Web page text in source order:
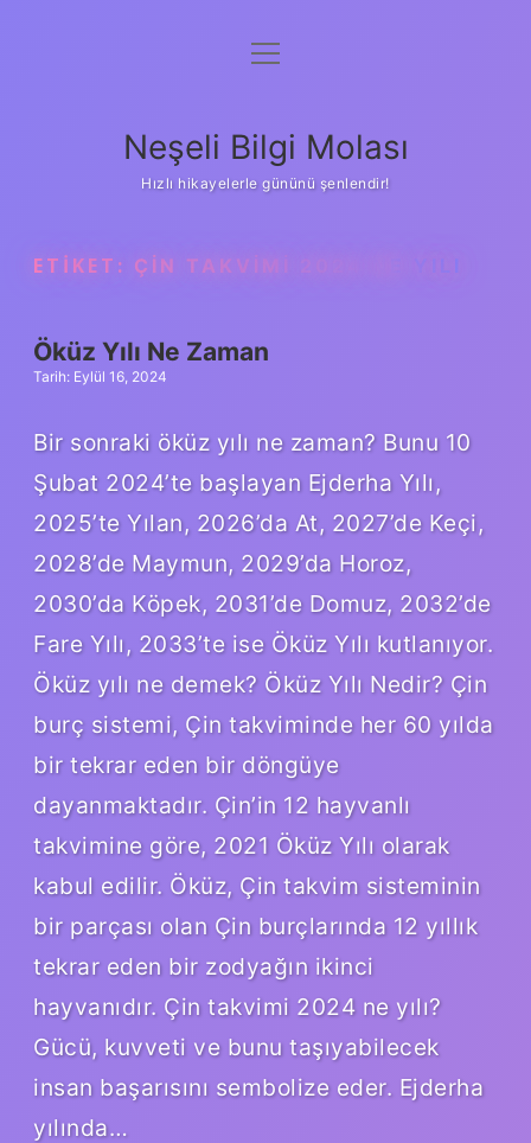
Anasayfa
Yasal Uyarı
menüyü
Neşeli Bilgi Molası
Hızlı hikayelerle gününü şenlendir!
ETIKET: ÇIN TAKVIMI 2024 NE YILI
Öküz Yılı Ne Zaman
Tarih: Eylül 16, 2024
Bir sonraki öküz yılı ne zaman? Bunu 10
Şubat 2024’te başlayan Ejderha Yılı,
2025’te Yılan, 2026’da At, 2027’de Keçi,
2028’de Maymun, 2029’da Horoz,
2030’da Köpek, 2031’de Domuz, 2032’de
Fare Yılı, 2033’te ise Öküz Yılı kutlanıyor.
Öküz yılı ne demek? Öküz Yılı Nedir? Çin
burç sistemi, Çin takviminde her 60 yılda
bir tekrar eden bir döngüye
dayanmaktadır. Çin’in 12 hayvanlı
takvimine göre, 2021 Öküz Yılı olarak
kabul edilir. Öküz, Çin takvim sisteminin
bir parçası olan Çin burçlarında 12 yıllık
tekrar eden bir zodyağın ikinci
hayvanıdır. Çin takvimi 2024 ne yılı?
Gücü, kuvveti ve bunu taşıyabilecek
insan başarısını sembolize eder. Ejderha
yılında…